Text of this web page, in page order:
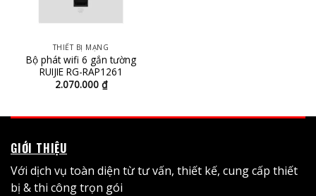
THIẾT BỊ MẠNG
Bộ phát wifi 6 gắn tường
RUIJIE RG-RAP1261
2.070.000 ₫
GIỚI THIỆU
Với dịch vụ toàn diện từ tư vấn, thiết kế, cung cấp thiết
bị & thi công trọn gói